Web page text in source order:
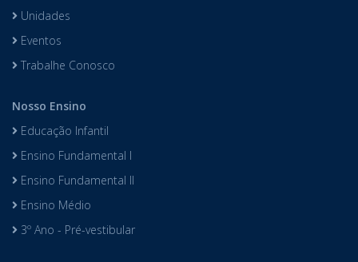
Unidades
Eventos
Trabalhe Conosco
Nosso Ensino
Educação Infantil
Ensino Fundamental I
Ensino Fundamental II
Ensino Médio
3º Ano - Pré-vestibular